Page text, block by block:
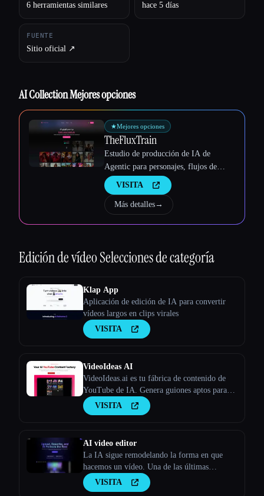
6 herramientas similares hace 5 días
FUENTE
Sitio oficial ↗︎
AI Collection Mejores opciones
★Mejores opciones
TheFluxTrain
Estudio de producción de IA de
Agentic para personajes, flujos de
trabajo y vídeos coherentes
VISITA
Más detalles→
Edición de vídeoSelecciones de categoría
Klap App
Aplicación de edición de IA para convertir
vídeos largos en clips virales
VISITA
VideoIdeas AI
VideoIdeas.ai es tu fábrica de contenido de
YouTube de IA. Genera guiones aptos para
hacer virus, nuevas ideas de vídeo y contenido
atractivo en cuestión de minutos.
VISITA
AI video editor
La IA sigue remodelando la forma en que
hacemos un vídeo. Una de las últimas
innovaciones en este ámbito es TopView.ai,
un editor de vídeo de IA en línea que
VISITA